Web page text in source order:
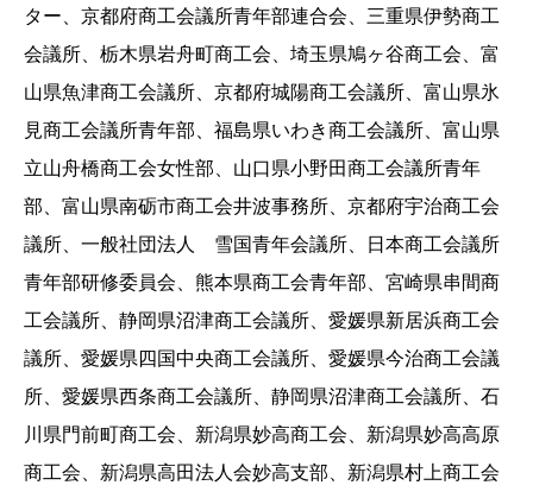
ター、京都府商工会議所青年部連合会、三重県伊勢商工
会議所、栃木県岩舟町商工会、埼玉県鳩ヶ谷商工会、富
山県魚津商工会議所、京都府城陽商工会議所、富山県氷
見商工会議所青年部、福島県いわき商工会議所、富山県
立山舟橋商工会女性部、山口県小野田商工会議所青年
部、富山県南砺市商工会井波事務所、京都府宇治商工会
議所、一般社団法人 雪国青年会議所、日本商工会議所
青年部研修委員会、熊本県商工会青年部、宮崎県串間商
工会議所、静岡県沼津商工会議所、愛媛県新居浜商工会
議所、愛媛県四国中央商工会議所、愛媛県今治商工会議
所、愛媛県西条商工会議所、静岡県沼津商工会議所、石
川県門前町商工会、新潟県妙高商工会、新潟県妙高高原
商工会、新潟県高田法人会妙高支部、新潟県村上商工会